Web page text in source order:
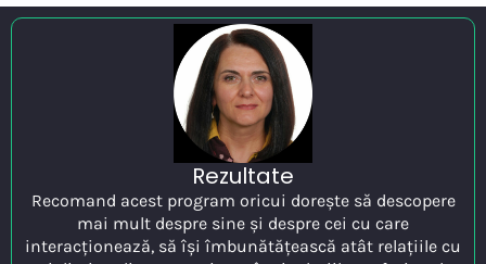
Rezultate
Recomand acest program oricui dorește să descopere
mai mult despre sine și despre cei cu care
interacționează, să își îmbunătățească atât relațiile cu